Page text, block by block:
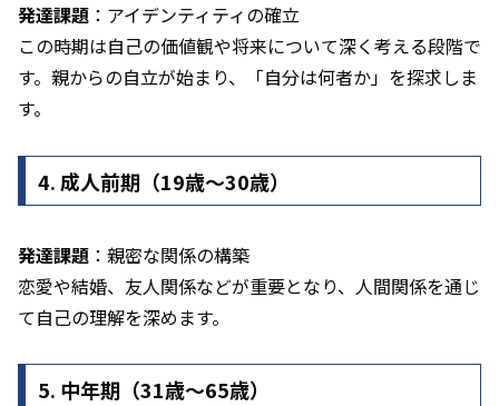
発達課題 ：アイデンティティの確立
この時期は自己の価値観や将来について深く考える段階で
す。親からの自立が始まり、「自分は何者か」を探求しま
す。
4. 成人前期（19歳～30歳）
発達課題 ：親密な関係の構築
恋愛や結婚、友人関係などが重要となり、人間関係を通じ
て自己の理解を深めます。
5. 中年期（31歳～65歳）